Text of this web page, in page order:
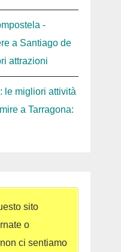
-
a Santiago de
attrazioni
le migliori attività
a Tarragona:
sito
o
ci sentiamo